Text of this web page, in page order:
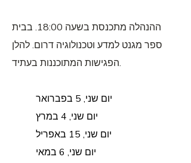
ההנהלה מתכנסת בשעה 18:00. בבית
ספר מגנט למדע וטכנולוגיה דרום. להלן
הפגישות המתוכננות בעתיד.
יום שני, 5 בפברואר
יום שני, 15 באפריל
יום שני, 6 במאי